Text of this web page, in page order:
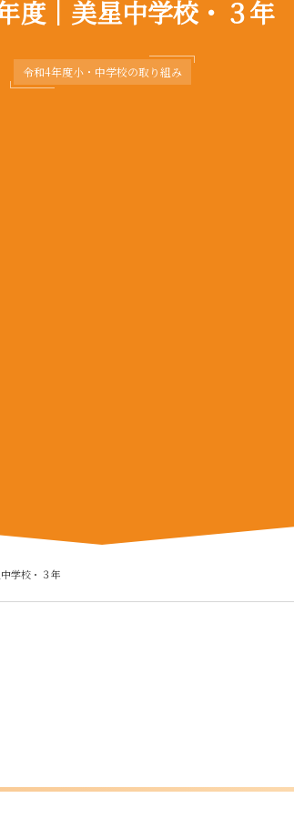
度｜美星中学校・３年
令和4年度小・中学校の取り組み
学校・３年